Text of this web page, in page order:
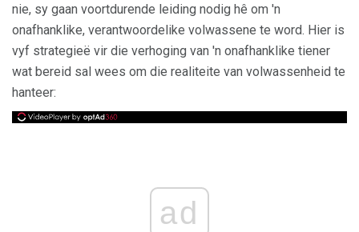
nie, sy gaan voortdurende leiding nodig hê om 'n
onafhanklike, verantwoordelike volwassene te word. Hier is
vyf strategieë vir die verhoging van 'n onafhanklike tiener
wat bereid sal wees om die realiteite van volwassenheid te
hanteer:
ad